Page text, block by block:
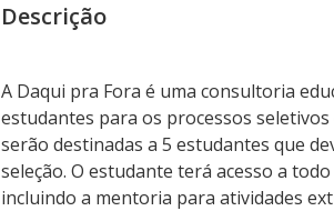
Descrição
A Daqui pra Fora é uma consultoria
estudantes para os processos
serão destinadas a 5 estudantes que
seleção. O estudante terá acesso a
incluindo a mentoria para atividades